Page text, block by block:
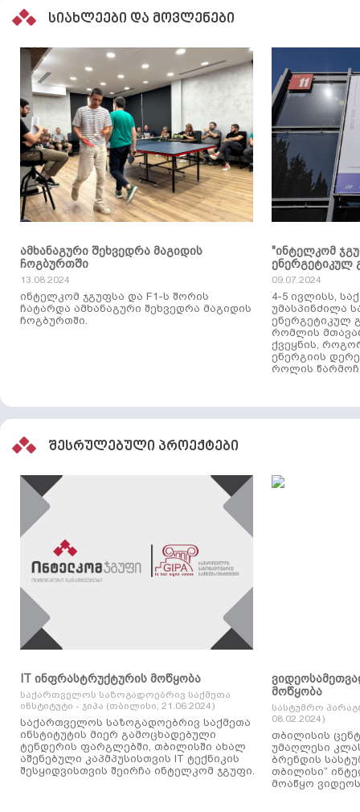
სიახლეები და მოვლენები
ამხანაგური შეხვედრა მაგიდის
ჩოგბურთში
13.08.2024
ინტელკომ ჯგუფსა და F1-ს შორის
ჩატარდა ამხანაგური შეხვედრა მაგიდის
ჩოგბურთში.
"ინტელკომ
ენერგეტიკულ
09.07.2024
4-5 ივლისს,
უმასპინძილა
ენერგეტიკულ
რომლის
ქვეყნის,
ენერგიის
როლის
შესრულებული პროექტები
IT ინფრასტრუქტურის მოწყობა
საქართველოს საზოგადოებრივ საქმეთა
ინსტიტუტი - ჯიპა (თბილისი, 21.06.2024)
საქართველოს საზოგადოებრივ საქმეთა
ინსტიტუტის მიერ გამოცხადებული
ტენდერის ფარგლებში, თბილისში ახალ
აშენებული კაპმპუსისთვის IT ტექნიკის
შესყიდვისთვის შეირჩა ინტელკომ ჯგუფი.
მოწყობა
სასტუმრო
08.02.2024)
თბილისის
უმაღლესი
ბრენდის
თბილისი“
მოაწყო